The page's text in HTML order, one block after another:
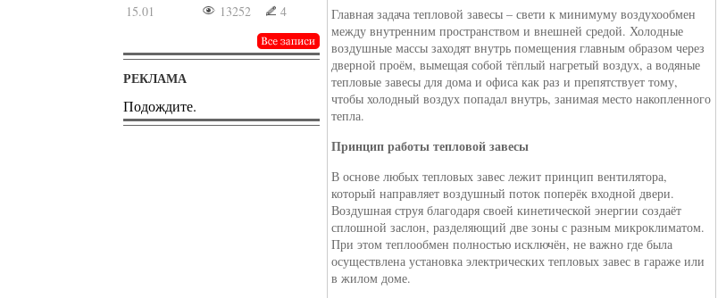
15.01
13252 4
РЕКЛАМА
Подождите.
Главная задача тепловой завесы – свети к минимуму воздухообмен
между внутренним пространством и внешней средой. Холодные
воздушные массы заходят внутрь помещения главным образом через
дверной проём, вымещая собой тёплый нагретый воздух, а водяные
тепловые завесы для дома и офиса как раз и препятствует тому,
чтобы холодный воздух попадал внутрь, занимая место накопленного
тепла.
Принцип работы тепловой завесы
В основе любых тепловых завес лежит принцип вентилятора,
который направляет воздушный поток поперёк входной двери.
Воздушная струя благодаря своей кинетической энергии создаёт
сплошной заслон, разделяющий две зоны с разным микроклиматом.
При этом теплообмен полностью исключён, не важно где была
осуществлена установка электрических тепловых завес в гараже или
в жилом доме.